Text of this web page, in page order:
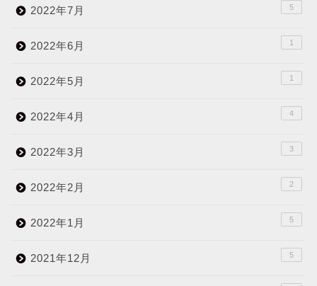
2022年7月 5
2022年6月 1
2022年5月 1
2022年4月 4
2022年3月 3
2022年2月 2
2022年1月 5
2021年12月 5